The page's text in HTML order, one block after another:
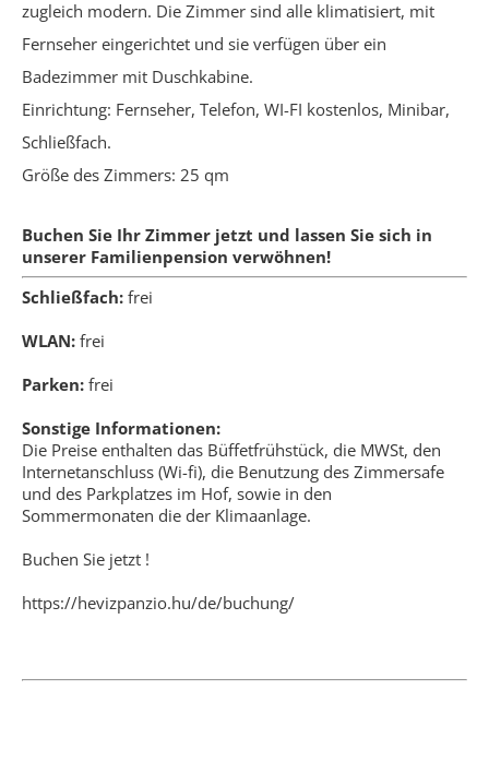
zugleich modern. Die Zimmer sind alle klimatisiert, mit
Fernseher eingerichtet und sie verfügen über ein
Badezimmer mit Duschkabine.
Einrichtung: Fernseher, Telefon, WI-FI kostenlos, Minibar,
Schließfach.
Größe des Zimmers: 25 qm
Buchen Sie Ihr Zimmer jetzt und lassen Sie sich in
unserer Familienpension verwöhnen!
Schließfach: frei
WLAN: frei
Parken: frei
Sonstige Informationen:
Die Preise enthalten das Büffetfrühstück, die MWSt, den
Internetanschluss (Wi-fi), die Benutzung des Zimmersafe
und des Parkplatzes im Hof, sowie in den
Sommermonaten die der Klimaanlage.
Buchen Sie jetzt !
https://hevizpanzio.hu/de/buchung/